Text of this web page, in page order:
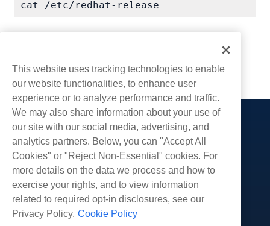
cópia de URL
Produtos
Hospedagem na web
Hospedagem Empresarial
Revendedor com etiqueta em branco
Linux gerenciado VPS
Serviços
Migrações de sites
Comunidade
Documentação do Produto
Tutoriais
Companhia
Sobre nós
This website uses tracking technologies to enable
our website functionalities, to enhance user
experience or to analyze performance and traffic.
We may also share information about your use of
our site with our social media, advertising, and
analytics partners. Below, you can "Accept All
Cookies" or "Reject Non-Essential" cookies. For
more details on the data we process and how to
exercise your rights, and to view information
related to required opt-in disclosures, see our
Privacy Policy. Cookie Policy